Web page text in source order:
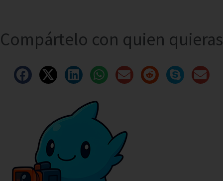
Compártelo con quien quieras